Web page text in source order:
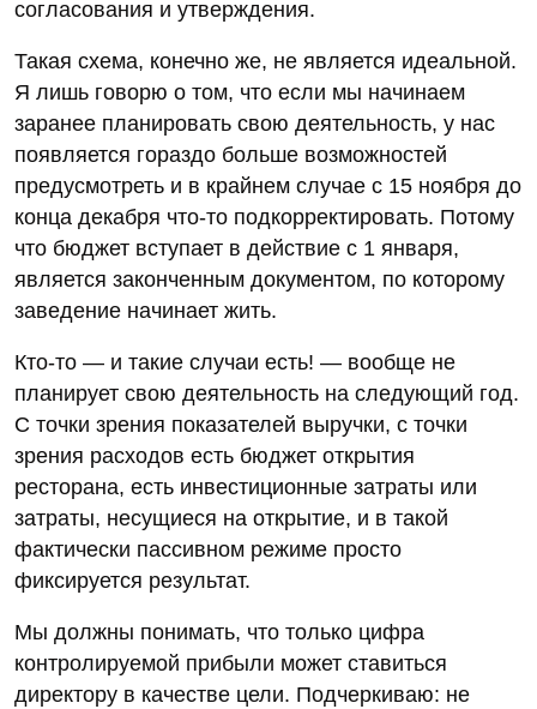
согласования и утверждения.
Такая схема, конечно же, не является идеальной.
Я лишь говорю о том, что если мы начинаем
заранее планировать свою деятельность, у нас
появляется гораздо больше возможностей
предусмотреть и в крайнем случае с 15 ноября до
конца декабря что-то подкорректировать. Потому
что бюджет вступает в действие с 1 января,
является законченным документом, по которому
заведение начинает жить.
Кто-то — и такие случаи есть! — вообще не
планирует свою деятельность на следующий год.
С точки зрения показателей выручки, с точки
зрения расходов есть бюджет открытия
ресторана, есть инвестиционные затраты или
затраты, несущиеся на открытие, и в такой
фактически пассивном режиме просто
фиксируется результат.
Мы должны понимать, что только цифра
контролируемой прибыли может ставиться
директору в качестве цели. Подчеркиваю: не